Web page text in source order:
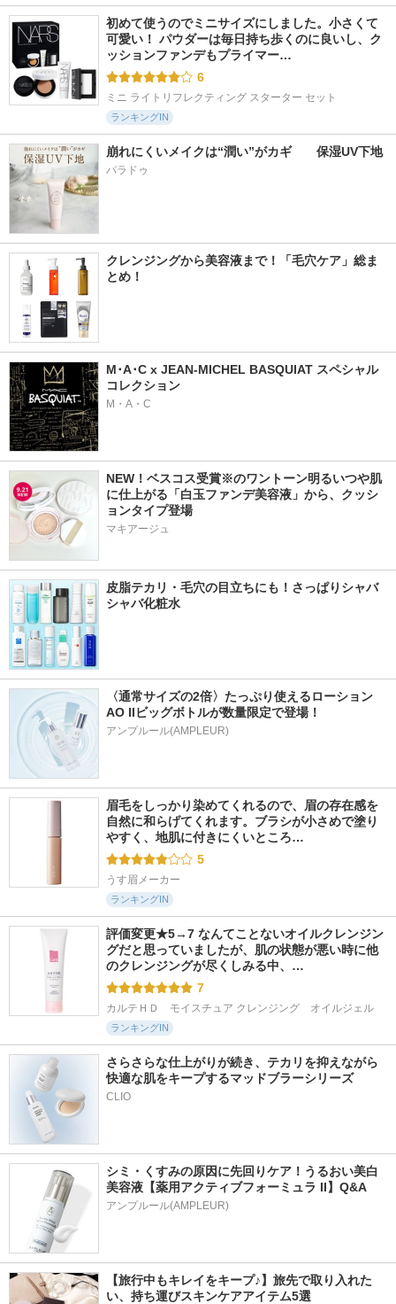
初めて使うのでミニサイズにしました。小さくて
可愛い！ パウダーは毎日持ち歩くのに良いし、ク
ッションファンデもプライマー…
6
ミニ ライトリフレクティング スターター セット
ランキングIN
崩れにくいメイクは“潤い”がカギ　　保湿UV下地
パラドゥ
クレンジングから美容液まで！「毛穴ケア」総ま
とめ！
M･A･C x JEAN-MICHEL BASQUIAT スペシャル
コレクション
M・A・C
NEW！ベスコス受賞※のワントーン明るいつや肌
に仕上がる「白玉ファンデ美容液」から、クッシ
ョンタイプ登場
マキアージュ
皮脂テカリ・毛穴の目立ちにも！さっぱりシャバ
シャバ化粧水
〈通常サイズの2倍〉たっぷり使えるローション
AO IIビッグボトルが数量限定で登場！
アンプルール(AMPLEUR)
眉毛をしっかり染めてくれるので、眉の存在感を
自然に和らげてくれます。ブラシが小さめで塗り
やすく、地肌に付きにくいところ…
5
うす眉メーカー
ランキングIN
評価変更★5→7 なんてことないオイルクレンジン
グだと思っていましたが、肌の状態が悪い時に他
のクレンジングが尽くしみる中、…
7
カルテＨＤ　モイスチュア クレンジング　オイルジェル
ランキングIN
さらさらな仕上がりが続き、テカリを抑えながら
快適な肌をキープするマッドブラーシリーズ
シミ・くすみの原因に先回りケア！うるおい美白
美容液【薬用アクティブフォーミュラ II】Q&A
アンプルール(AMPLEUR)
【旅行中もキレイをキープ♪】旅先で取り入れた
い、持ち運びスキンケアアイテム5選